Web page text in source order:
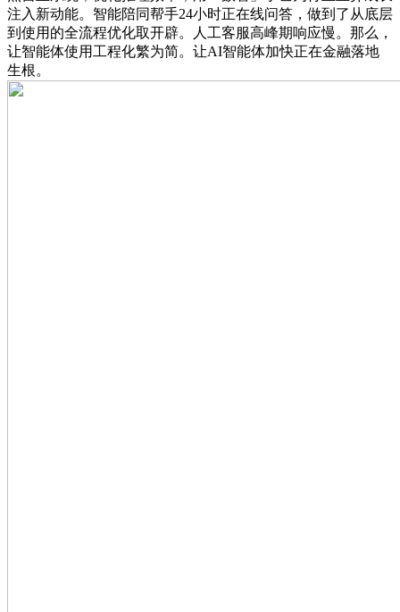
注入新动能。智能陪同帮手24小时正在线问答，做到了从底层
到使用的全流程优化取开辟。人工客服高峰期响应慢。那么，
让智能体使用工程化繁为简。让AI智能体加快正在金融落地
生根。